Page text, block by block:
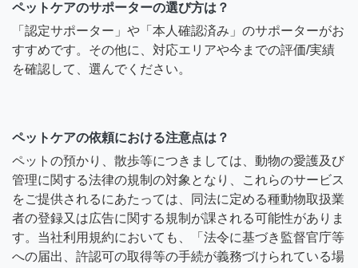
ペットケアのサポーターの選び方は？
「認定サポーター」や「本人確認済み」のサポーターがお
すすめです。その他に、対応エリアや今までの評価/実績
を確認して、選んでください。
ペットケアの依頼における注意点は？
ペットの預かり、散歩等につきましては、動物の愛護及び
管理に関する法律の規制の対象となり、これらのサービス
をご提供されるにあたっては、同法に定める種動物取扱業
者の登録又は広告に関する規制が課される可能性がありま
す。当社利用規約においても、「法令に基づき監督官庁等
への届出、許認可の取得等の手続が義務づけられている場